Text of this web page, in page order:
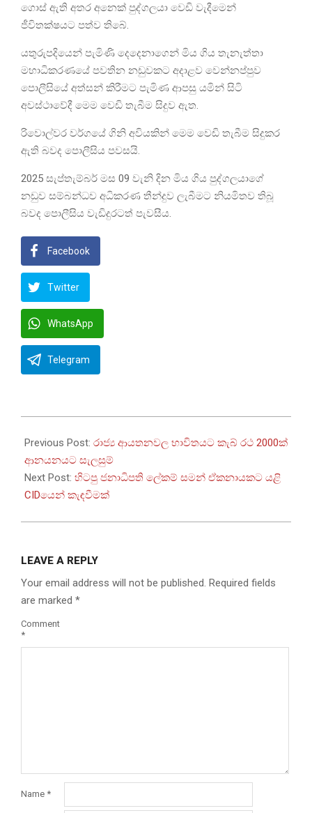
ගොස් ඇති අතර අනෙක් පුද්ගලයා වෙඩි වැදීමෙන්
ජීවිතක්ෂයට පත්ව තිබේ.
යතුරුපදියෙන් පැමිණි දෙදෙනාගෙන් මිය ගිය තැනැත්තා
මහාධිකරණයේ පවතින නඩුවකට අදාළව වෙන්නප්පුව
පොලීසියේ අත්සන් කිරීමට පැමිණ ආපසු යමින් සිටි
අවස්ථාවේදී මෙම වෙඩි තැබීම සිදුව ඇත.
රිවොල්වර වර්ගයේ ගිනි අවියකින් මෙම වෙඩි තැබීම සිදුකර
ඇති බවද පොලීසිය පවසයි.
2025 සැප්තැම්බර් මස 09 වැනි දින මිය ගිය පුද්ගලයාගේ
නඩුව සම්බන්ධව අධිකරණ තීන්දුව ලැබීමට නියමිතව තිබූ
බවද පොලීසිය වැඩිදුරටත් පැවසීය.
Facebook
Twitter
WhatsApp
Telegram
08-
31
Previous Post: රාජ්‍ය ආයතනවල භාවිතයට කැබ් රථ 2000ක්
ආනයනයට සැලසුම්
Next Post: හිටපු ජනාධිපති ලේකම් සමන් ඒකනායකට යළි
CIDයෙන් කැඳවීමක්
LEAVE A REPLY
Your email address will not be published. Required fields
are marked *
Comment
*
Name *